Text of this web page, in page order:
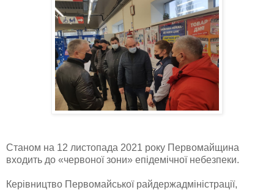
Станом на 12 листопада 2021 року Первомайщина
входить до «червоної зони» епідемічної небезпеки.
Керівництво Первомайської райдержадміністрації,